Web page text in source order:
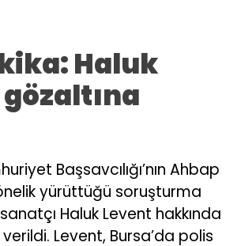
Haluk
Başsavcılığı’nın Ahbap
yürüttüğü soruşturma
Haluk Levent hakkında
Levent, Bursa’da polis